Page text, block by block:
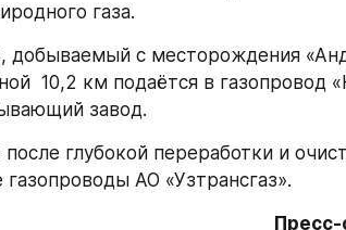
газа.
добываемый с месторождения
10,2 км подаётся в газопровод
завод.
глубокой переработки и
АО «Узтрансгаз».